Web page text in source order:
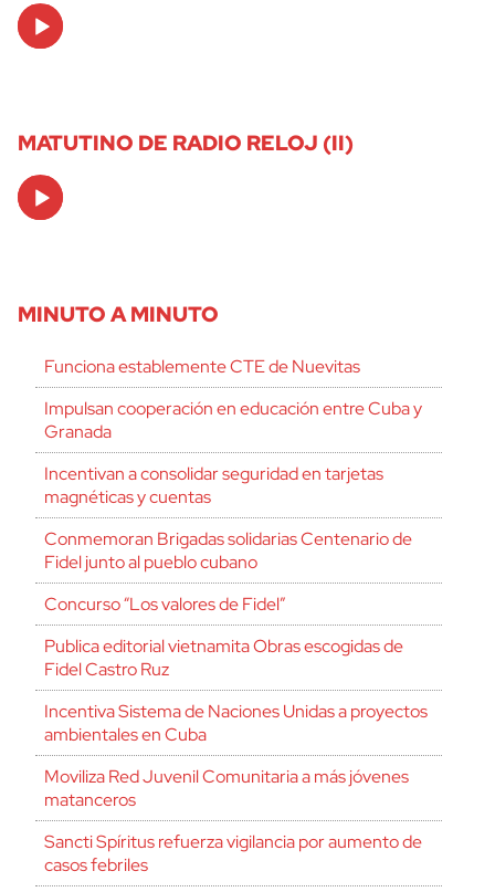
Audio
Player
MATUTINO DE RADIO RELOJ (II)
Audio
Player
MINUTO A MINUTO
Funciona establemente CTE de Nuevitas
Impulsan cooperación en educación entre Cuba y
Granada
Incentivan a consolidar seguridad en tarjetas
magnéticas y cuentas
Conmemoran Brigadas solidarias Centenario de
Fidel junto al pueblo cubano
Concurso “Los valores de Fidel”
Publica editorial vietnamita Obras escogidas de
Fidel Castro Ruz
Incentiva Sistema de Naciones Unidas a proyectos
ambientales en Cuba
Moviliza Red Juvenil Comunitaria a más jóvenes
matanceros
Sancti Spíritus refuerza vigilancia por aumento de
casos febriles